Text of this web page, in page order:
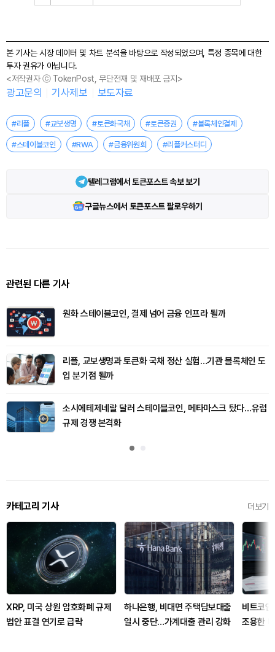
본 기사는 시장 데이터 및 차트 분석을 바탕으로 작성되었으며, 특정 종목에 대한
투자 권유가 아닙니다.
<저작권자 ⓒ TokenPost, 무단전재 및 재배포 금지>
광고문의 기사제보 보도자료
#리플 #교보생명 #토큰화국채 #토큰증권 #블록체인결제
#스테이블코인 #RWA #금융위원회 #리플커스터디
텔레그램에서 토큰포스트 속보 보기
구글뉴스에서 토큰포스트 팔로우하기
관련된 다른 기사
원화 스테이블코인, 결제 넘어 금융 인프라 될까
리플, 교보생명과 토큰화 국채 정산 실험…기관 블록체인 도
입 분기점 될까
소시에테제네랄 달러 스테이블코인, 메타마스크 탔다…유럽
규제 경쟁 본격화
카테고리 기사 더보기
XRP, 미국 상원 암호화폐 규제
법안 표결 연기로 급락
하나은행, 비대면 주택담보대출
일시 중단…가계대출 관리 강화
비트코
조용한